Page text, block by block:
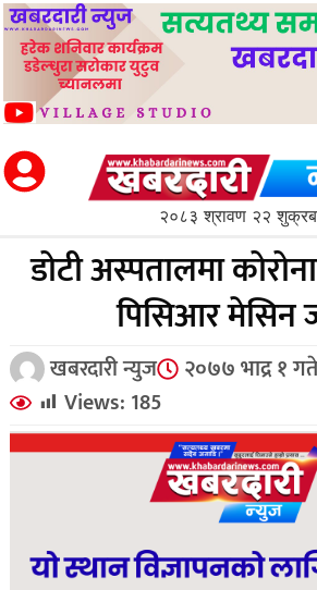
२०८३ श्रावण २२
डोटी अस्पतालमा
पिसिआर मेसिन
खबरदारी न्युज
२०७७ भाद्र १
Views: 185